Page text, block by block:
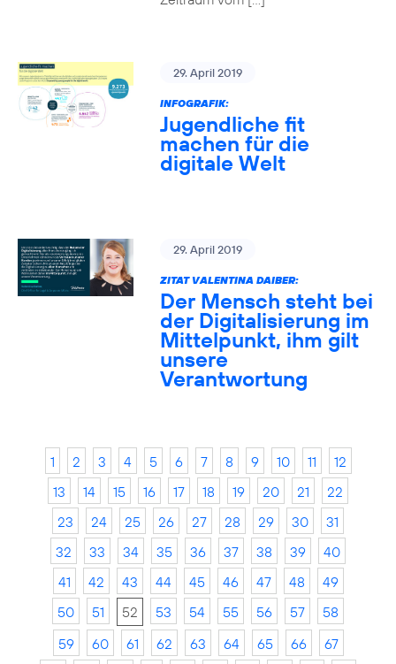
29. April 2019
INFOGRAFIK:
Jugendliche fit
machen für die
digitale Welt
29. April 2019
ZITAT VALENTINA DAIBER:
Der Mensch steht bei
der Digitalisierung im
Mittelpunkt, ihm gilt
unsere
Verantwortung
1 2 3 4 5 6 7 8 9 10 11
12
13
14 15 16 17 18 19 20 21
22
23
24 25 26 27 28 29 30
31
32
33 34 35 36 37 38 39
40
41
42 43 44 45 46 47 48
49
50
51 52 53 54 55 56 57
58
59
60 61 62 63 64 65 66
67